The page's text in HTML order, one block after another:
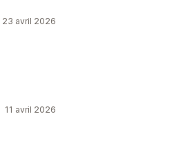
23 avril 2026
11 avril 2026